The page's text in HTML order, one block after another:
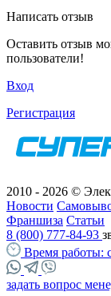
Написать отзыв
Оставить отзыв
пользователи!
Вход
Регистрация
2010 - 2026 ©
Новости
Франшиза Статьи
8 (800) 777-84-93
Время работы:
задать вопрос